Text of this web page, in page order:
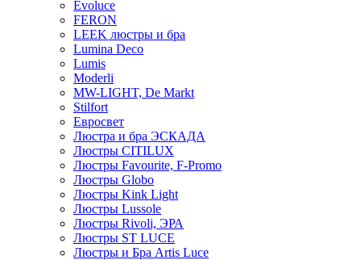
Evoluce
FERON
LEEK люстры и бра
Lumina Deco
Lumis
Moderli
MW-LIGHT, De Markt
Stilfort
Евросвет
Люстра и бра ЭСКАДА
Люстры CITILUX
Люстры Favourite, F-Promo
Люстры Globo
Люстры Kink Light
Люстры Lussole
Люстры Rivoli, ЭРА
Люстры ST LUCE
Люстры и Бра Artis Luce